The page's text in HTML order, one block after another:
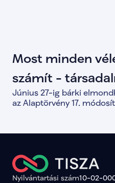
Most minden
számít -
egyeztetés
Június 27-ig bárki
az Alaptörvény 17.
Nyilvántartási szám10-02-